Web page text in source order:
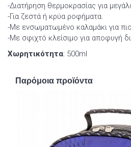
-Διατήρηση θερμοκρασίας για
-Για ζεστά ή κρύα ροφήματα.
-Με ενσωματωμένο καλαμάκι για
-Με σφιχτό κλείσιμο για αποφυγή
Χωρητικότητα: 500ml
Παρόμοια προϊόντα